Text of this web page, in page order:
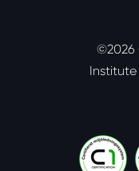
©2026
Institute